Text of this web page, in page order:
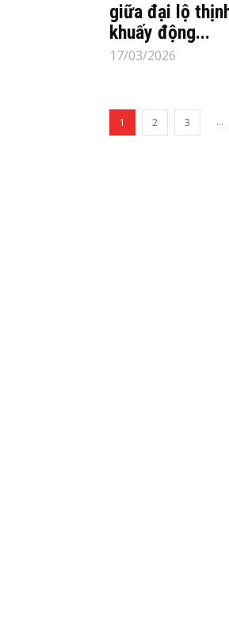
giữa đại lộ
khuấy động...
17/03/2026
1 2 3 ...